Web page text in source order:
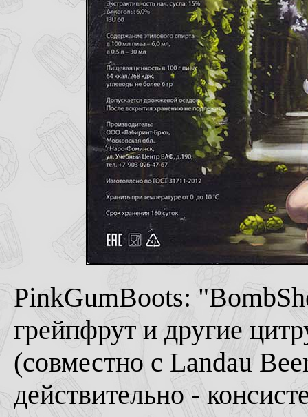
PinkGumBoots:
грейпфрут и другие
(совместно с Landau
действительно -